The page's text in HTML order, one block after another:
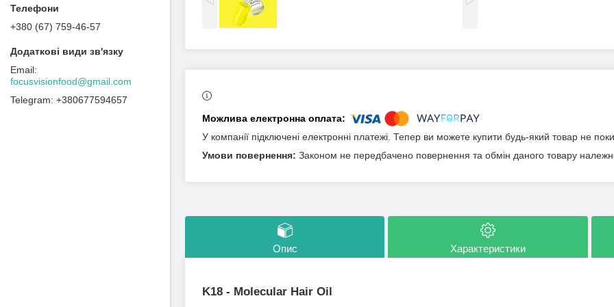
У компанії підключені електронні платежі. Тепер ви можете купити будь-який товар не
Законом не передбачено повернення та обмін даного товару
Опис Характеристики
K18 - Molecular Hair Oil
+380 (67) 759-46-57
focusvisionfood@gmail.com
+380677594657